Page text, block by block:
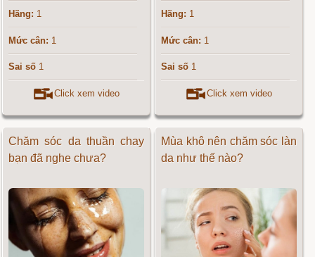
Hãng: 1
Mức cân: 1
Sai số 1
Click xem video
Hãng: 1
Mức cân: 1
Sai số 1
Click xem video
Chăm sóc da thuần chay
bạn đã nghe chưa?
Mùa khô nên chăm sóc làn
da như thế nào?